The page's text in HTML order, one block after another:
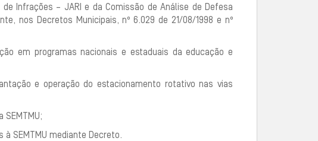
Infrações – JARI e da Comissão de Análise de Defesa
nos Decretos Municipais, nº 6.029 de 21/08/1998 e nº
em programas nacionais e estaduais da educação e
e operação do estacionamento rotativo nas vias
SEMTMU mediante Decreto.